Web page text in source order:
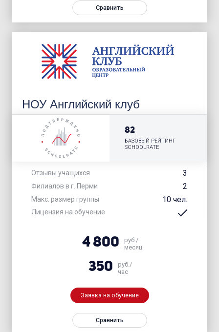
Сравнить
НОУ Английский клуб
Отзывы учащихся 3
Филиалов в г. Перми 2
Макс. размер группы 10 чел.
Лицензия на обучение
82
БАЗОВЫЙ РЕЙТИНГ
SCHOOLRATE
4 800
руб./
месяц
350
руб./
час
Заявка на обучение
Сравнить